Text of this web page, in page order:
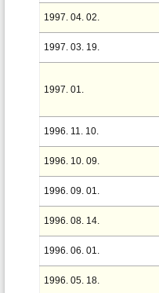
1997. 04. 02.
1997. 03. 19.
1997. 01.
1996. 11. 10.
1996. 10. 09.
1996. 09. 01.
1996. 08. 14.
1996. 06. 01.
1996. 05. 18.